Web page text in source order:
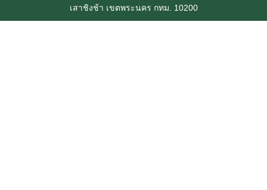
เสาชิงช้า เขตพระนคร กทม. 10200